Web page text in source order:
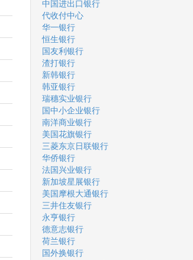
中国进出口银行
代收付中心
华一银行
恒生银行
国友利银行
渣打银行
新韩银行
韩亚银行
瑞穗实业银行
国中小企业银行
南洋商业银行
美国花旗银行
三菱东京日联银行
华侨银行
法国兴业银行
新加坡星展银行
美国摩根大通银行
三井住友银行
永亨银行
德意志银行
荷兰银行
国外换银行